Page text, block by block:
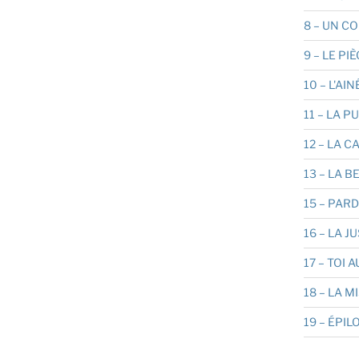
8 – UN
9 – LE
10 –
11 – LA
12 – LA
13 – LA
15 –
16 – LA
17 – TOI
18 – LA
19 –